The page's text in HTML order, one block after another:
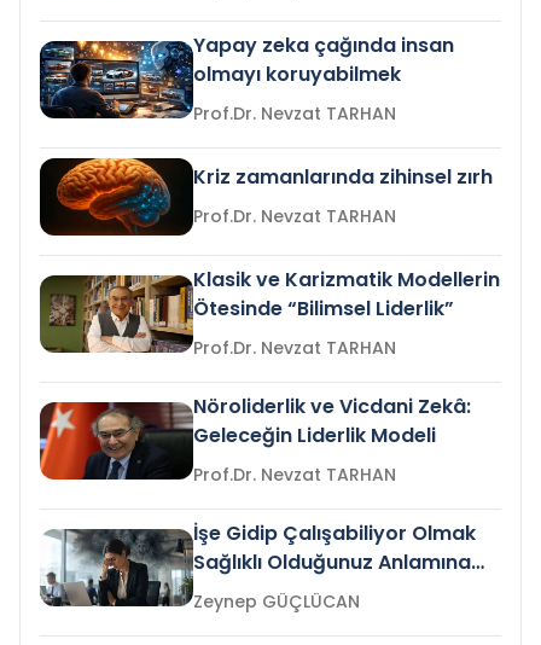
Yapay zeka çağında insan
olmayı koruyabilmek
Prof.Dr. Nevzat TARHAN
Kriz zamanlarında zihinsel zırh
Prof.Dr. Nevzat TARHAN
Klasik ve Karizmatik Modellerin
Ötesinde “Bilimsel Liderlik”
Prof.Dr. Nevzat TARHAN
Nöroliderlik ve Vicdani Zekâ:
Geleceğin Liderlik Modeli
Prof.Dr. Nevzat TARHAN
İşe Gidip Çalışabiliyor Olmak
Sağlıklı Olduğunuz Anlamına
Gelir mi?Zeynep GÜÇLÜCAN